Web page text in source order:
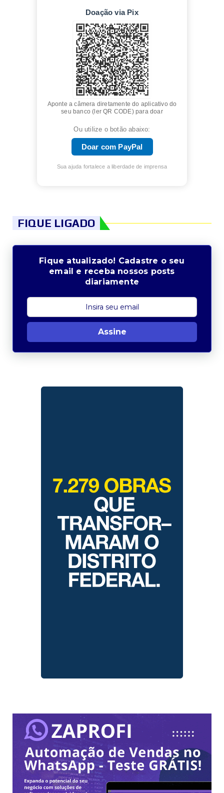
Doação via Pix
Aponte a câmera diretamente do aplicativo do
seu banco (ler QR CODE) para doar
Ou utilize o botão abaixo:
Doar com PayPal
Sua ajuda fortalece a liberdade de imprensa
FIQUE LIGADO
Fique atualizado! Cadastre o seu
email e receba nossos posts
diariamente
Assine